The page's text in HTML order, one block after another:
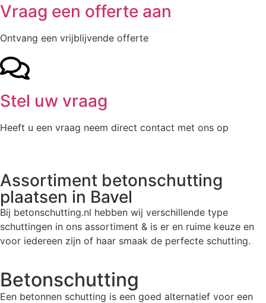
Vraag een offerte aan
Ontvang een vrijblijvende offerte
Stel uw vraag
Heeft u een vraag neem direct contact met ons op
Assortiment betonschutting
plaatsen in Bavel
Bij betonschutting.nl hebben wij verschillende type
schuttingen in ons assortiment & is er en ruime keuze en
voor iedereen zijn of haar smaak de perfecte schutting.
Betonschutting
Een betonnen schutting is een goed alternatief voor een